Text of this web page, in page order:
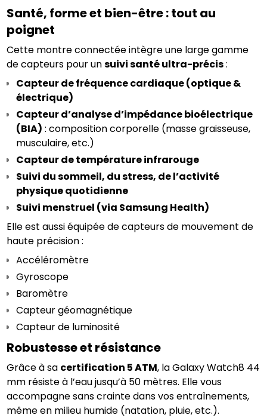
Santé, forme et bien-être : tout au
poignet
Cette montre connectée intègre une large gamme
de capteurs pour un suivi santé ultra-précis :
Capteur de fréquence cardiaque (optique &
électrique)
Capteur d’analyse d’impédance bioélectrique
(BIA) : composition corporelle (masse graisseuse,
musculaire, etc.)
Capteur de température infrarouge
Suivi du sommeil, du stress, de l’activité
physique quotidienne
Suivi menstruel (via Samsung Health)
Elle est aussi équipée de capteurs de mouvement de
haute précision :
Accéléromètre
Gyroscope
Baromètre
Capteur géomagnétique
Capteur de luminosité
Robustesse et résistance
Grâce à sa certification 5 ATM, la Galaxy Watch8 44
mm résiste à l’eau jusqu’à 50 mètres. Elle vous
accompagne sans crainte dans vos entraînements,
même en milieu humide (natation, pluie, etc.).